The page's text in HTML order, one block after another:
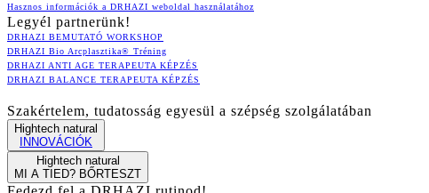
Hasznos információk a DRHAZI weboldal használatához
Legyél partnerünk!
DRHAZI BEMUTATÓ WORKSHOP
DRHAZI Bio Arcplasztika® Tréning
DRHAZI ANTI AGE TERAPEUTA KÉPZÉS
DRHAZI BALANCE TERAPEUTA KÉPZÉS
Szakértelem, tudatosság egyesül a szépség szolgálatában
Hightech natural
INNOVÁCIÓK
Hightech natural
MI A TIED? BŐRTESZT